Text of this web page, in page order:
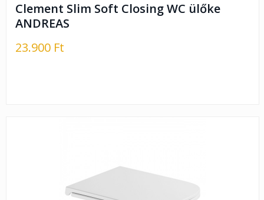
Clement Slim Soft Closing WC ülőke
ANDREAS
23.900 Ft